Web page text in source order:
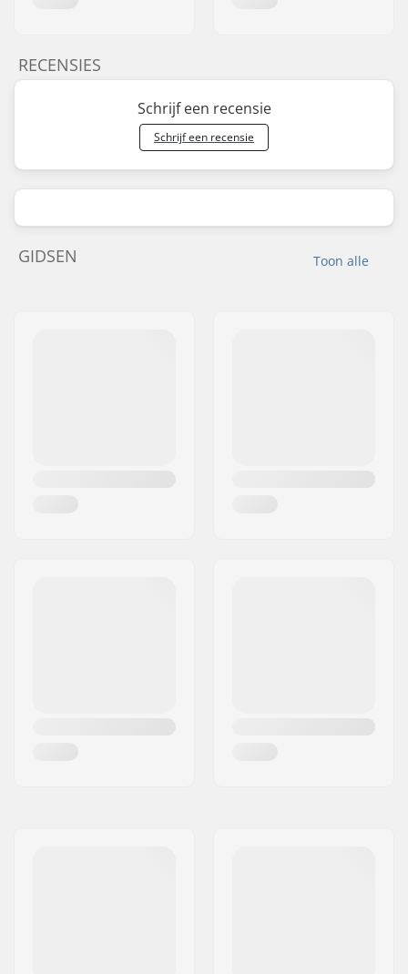
RECENSIES
Schrijf een recensie
Schrijf een recensie
Toon alle
GIDSEN